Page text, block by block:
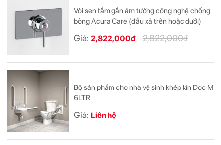
Vòi sen tắm gắn âm tường công nghệ chống
bỏng Acura Care (đầu xả trên hoặc dưới)
Giá:2,822,000đ 2,822,000đ
Bộ sản phẩm cho nhà vệ sinh khép kín Doc M
6LTR
Giá: Liên hệ